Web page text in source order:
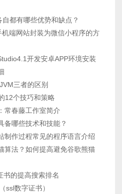
都有哪些优势和缺点？
端网站封装为微信小程序的方
开发安卓APP环境安装
三者的区别
12个技巧和策略
常春藤工作室简介
备哪些技术和技能？
制作过程常见的程序语言介绍
算法？如何提高避免谷歌熊猫
书的提高搜索排名
ssl数字证书）